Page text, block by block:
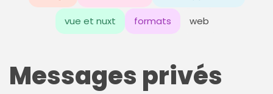
vue et nuxt formats web
Messages privés